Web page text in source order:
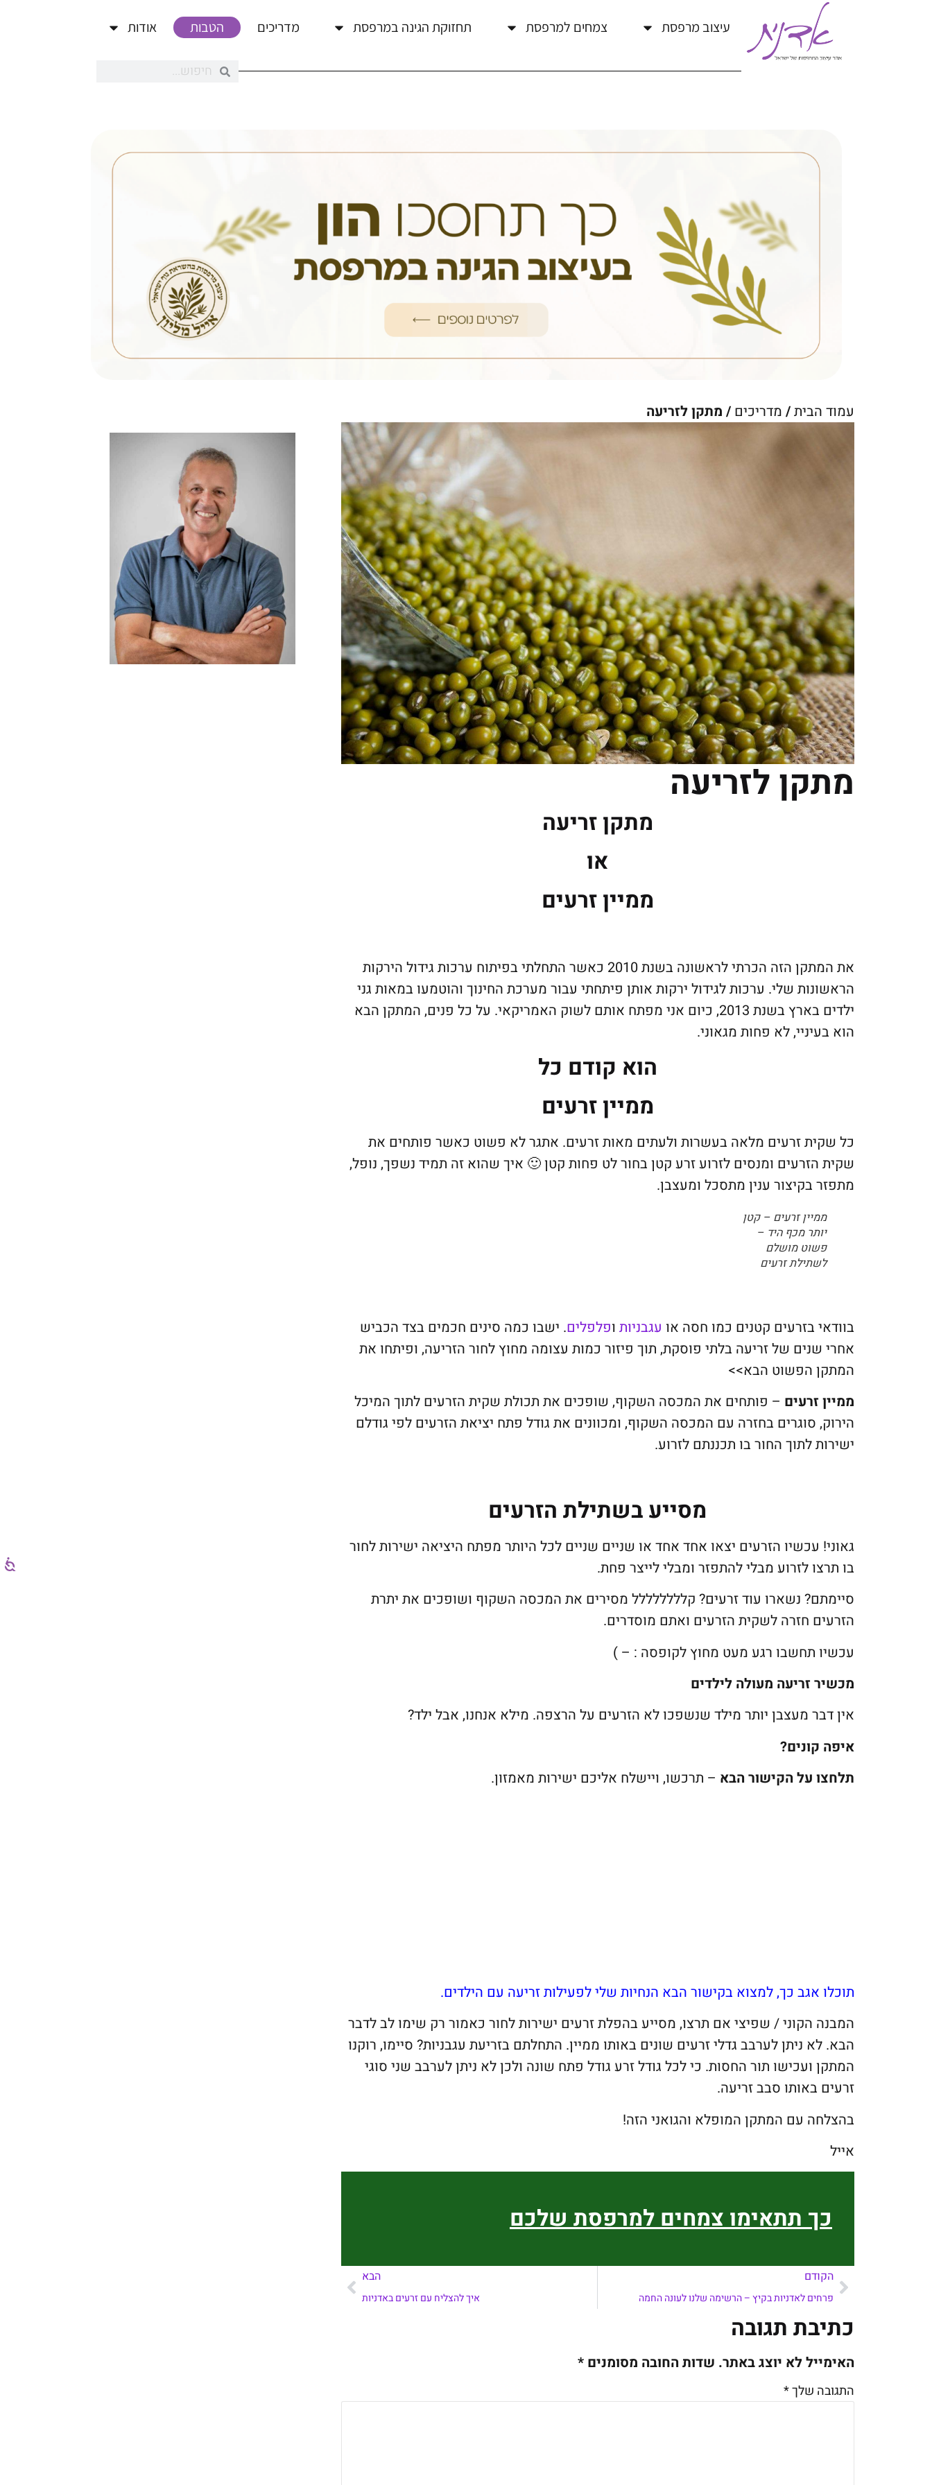
עיצוב מרפסת צמחים למרפסת תחזוקת הגינה במרפסת מדריכים הטבות אודות
עמוד הבית/ מדריכים / מתקן לזריעה
מתקן לזריעה
מתקן זריעה
או
ממיין זרעים
את המתקן הזה הכרתי לראשונה בשנת 2010 כאשר התחלתי בפיתוח ערכות גידול הירקות
הראשונות שלי. ערכות לגידול ירקות אותן פיתחתי עבור מערכת החינוך והוטמעו במאות גני
ילדים בארץ בשנת 2013, כיום אני מפתח אותם לשוק האמריקאי. על כל פנים, המתקן הבא
הוא בעיניי, לא פחות מגאוני.
הוא קודם כל
ממיין זרעים
כל שקית זרעים מלאה בעשרות ולעתים מאות זרעים. אתגר לא פשוט כאשר פותחים את
שקית הזרעים ומנסים לזרוע זרע קטן בחור לט פחות קטן 🙂 איך שהוא זה תמיד נשפך, נופל,
מתפזר בקיצור ענין מתסכל ומעצבן.
ממיין זרעים – קטן
יותר מכף היד –
פשוט מושלם
לשתילת זרעים
בוודאי בזרעים קטנים כמו חסה או עגבניות ופלפלים. ישבו כמה סינים חכמים בצד הכביש
אחרי שנים של זריעה בלתי פוסקת, תוך פיזור כמות עצומה מחוץ לחור הזריעה, ופיתחו את
המתקן הפשוט הבא>>
ממיין זרעים – פותחים את המכסה השקוף, שופכים את תכולת שקית הזרעים לתוך המיכל
הירוק, סוגרים בחזרה עם המכסה השקוף, ומכוונים את גודל פתח יציאת הזרעים לפי גודלם
ישירות לתוך החור בו תכננתם לזרוע.
מסייע בשתילת הזרעים
גאוני! עכשיו הזרעים יצאו אחד אחד או שניים שניים לכל היותר מפתח היציאה ישירות לחור
בו תרצו לזרוע מבלי להתפזר ומבלי לייצר פחת.
סיימתם? נשארו עוד זרעים? קלללללללל מסירים את המכסה השקוף ושופכים את יתרת
הזרעים חזרה לשקית הזרעים ואתם מוסדרים.
עכשיו תחשבו רגע מעט מחוץ לקופסה : – )
מכשיר זריעה מעולה לילדים
אין דבר מעצבן יותר מילד שנשפכו לא הזרעים על הרצפה. מילא אנחנו, אבל ילד?
איפה קונים?
תלחצו על הקישור הבא – תרכשו, ויישלח אליכם ישירות מאמזון.
תוכלו אגב כך, למצוא בקישור הבא הנחיות שלי לפעילות זריעה עם הילדים.
המבנה הקוני / שפיצי אם תרצו, מסייע בהפלת זרעים ישירות לחור כאמור רק שימו לב לדבר
הבא. לא ניתן לערבב גדלי זרעים שונים באותו ממיין. התחלתם בזריעת עגבניות? סיימו, רוקנו
המתקן ועכישו תור החסות. כי לכל גודל זרע גודל פתח שונה ולכן לא ניתן לערבב שני סוגי
זרעים באותו סבב זריעה.
בהצלחה עם המתקן המופלא והגואני הזה!
אייל
כך תתאימו צמחים למרפסת שלכם
הקודם
פרחים לאדניות בקיץ – הרשימה שלנו לעונה החמה
הבא
איך להצליח עם זרעים באדניות
כתיבת תגובה
האימייל לא יוצג באתר. שדות החובה מסומנים*
התגובה שלך*